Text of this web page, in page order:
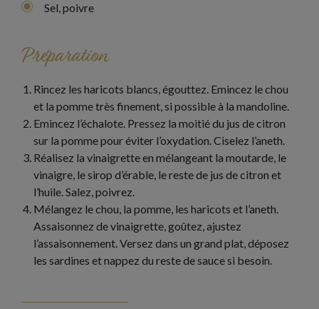
Sel, poivre
Préparation
Rincez les haricots blancs, égouttez. Emincez le chou
et la pomme très finement, si possible à la mandoline.
Emincez l’échalote. Pressez la moitié du jus de citron
sur la pomme pour éviter l’oxydation. Ciselez l’aneth.
Réalisez la vinaigrette en mélangeant la moutarde, le
vinaigre, le sirop d’érable, le reste de jus de citron et
l’huile. Salez, poivrez.
Mélangez le chou, la pomme, les haricots et l’aneth.
Assaisonnez de vinaigrette, goûtez, ajustez
l’assaisonnement. Versez dans un grand plat, déposez
les sardines et nappez du reste de sauce si besoin.